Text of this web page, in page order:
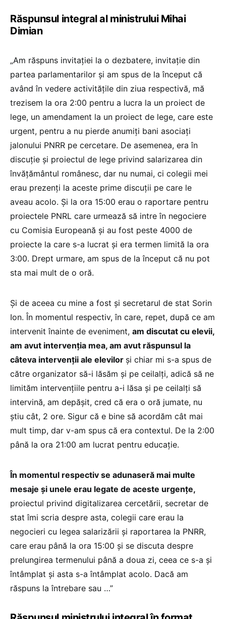
Răspunsul integral al ministrului Mihai
Dimian
„Am răspuns invitației la o dezbatere, invitație din
partea parlamentarilor și am spus de la început că
având în vedere activitățile din ziua respectivă, mă
trezisem la ora 2:00 pentru a lucra la un proiect de
lege, un amendament la un proiect de lege, care este
urgent, pentru a nu pierde anumiți bani asociați
jalonului PNRR pe cercetare. De asemenea, era în
discuție și proiectul de lege privind salarizarea din
învățământul românesc, dar nu numai, ci colegii mei
erau prezenți la aceste prime discuții pe care le
aveau acolo. Și la ora 15:00 erau o raportare pentru
proiectele PNRL care urmează să intre în negociere
cu Comisia Europeană și au fost peste 4000 de
proiecte la care s-a lucrat și era termen limită la ora
3:00. Drept urmare, am spus de la început că nu pot
sta mai mult de o oră.
Și de aceea cu mine a fost și secretarul de stat Sorin
Ion. În momentul respectiv, în care, repet, după ce am
intervenit înainte de eveniment, am discutat cu elevii,
am avut intervenția mea, am avut răspunsul la
câteva intervenții ale elevilor și chiar mi s-a spus de
către organizator să-i lăsăm și pe ceilalți, adică să ne
limităm intervențiile pentru a-i lăsa și pe ceilalți să
intervină, am depășit, cred că era o oră jumate, nu
știu cât, 2 ore. Sigur că e bine să acordăm cât mai
mult timp, dar v-am spus că era contextul. De la 2:00
până la ora 21:00 am lucrat pentru educație.
În momentul respectiv se adunaseră mai multe
mesaje și unele erau legate de aceste urgențe,
proiectul privind digitalizarea cercetării, secretar de
stat îmi scria despre asta, colegii care erau la
negocieri cu legea salarizării și raportarea la PNRR,
care erau până la ora 15:00 și se discuta despre
prelungirea termenului până a doua zi, ceea ce s-a și
întâmplat și asta s-a întâmplat acolo. Dacă am
răspuns la întrebare sau …”